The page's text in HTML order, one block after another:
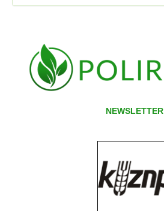
NEWSLETTER